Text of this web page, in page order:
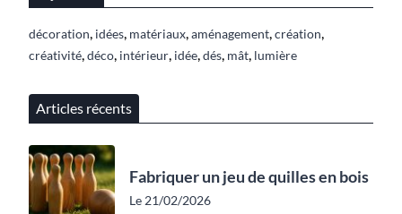
décoration, idées, matériaux,aménagement,création,
créativité,déco, intérieur, idée,dés, mât, lumière
Articles récents
Fabriquer un jeu de quilles en bois
Le 21/02/2026